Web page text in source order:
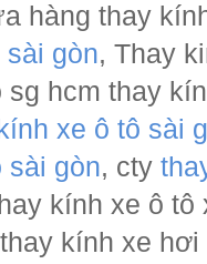
hàng thay
sài gòn, Thay
sg hcm thay
xe ô tô sài
sài gòn, cty
kính xe ô
kính xe